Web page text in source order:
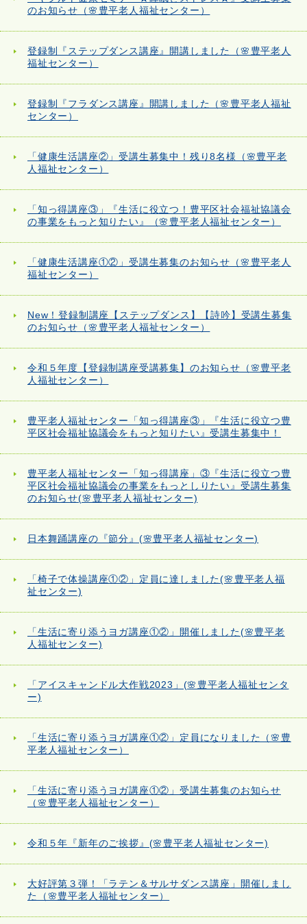
のお知らせ（🌸豊平老人福祉センター）
登録制『ステップダンス講座』開講しました（🌸豊平老人
福祉センター）
登録制『フラダンス講座』開講しました（🌸豊平老人福祉
センター）
「健康生活講座②」受講生募集中！残り8名様（🌸豊平老
人福祉センター）
「知っ得講座③」『生活に役立つ！豊平区社会福祉協議会
の事業をもっと知りたい』（🌸豊平老人福祉センター）
「健康生活講座①②」受講生募集のお知らせ（🌸豊平老人
福祉センター）
New！登録制講座【ステップダンス】【詩吟】受講生募集
のお知らせ（🌸豊平老人福祉センター）
令和５年度【登録制講座受講募集】のお知らせ（🌸豊平老
人福祉センター）
豊平老人福祉センター「知っ得講座③」『生活に役立つ豊
平区社会福祉協議会をもっと知りたい』受講生募集中！
豊平老人福祉センター「知っ得講座」③『生活に役立つ豊
平区社会福祉協議会の事業をもっとしりたい』受講生募集
のお知らせ(🌸豊平老人福祉センター)
日本舞踊講座の『節分』(🌸豊平老人福祉センター)
「椅子で体操講座①②」定員に達しました(🌸豊平老人福
祉センター)
「生活に寄り添うヨガ講座①②」開催しました(🌸豊平老
人福祉センター)
「アイスキャンドル大作戦2023」(🌸豊平老人福祉センタ
ー)
「生活に寄り添うヨガ講座①②」定員になりました（🌸豊
平老人福祉センター）
「生活に寄り添うヨガ講座①②」受講生募集のお知らせ
（🌸豊平老人福祉センター）
令和５年『新年のご挨拶』(🌸豊平老人福祉センター)
大好評第３弾！「ラテン＆サルサダンス講座」開催しまし
た（🌸豊平老人福祉センター）